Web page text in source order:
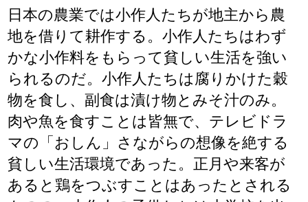
日本の農業では小作人たちが地主から農
地を借りて耕作する。小作人たちはわず
かな小作料をもらって貧しい生活を強い
られるのだ。小作人たちは腐りかけた穀
物を食し、副食は漬け物とみそ汁のみ。
肉や魚を食すことは皆無で、テレビドラ
マの「おしん」さながらの想像を絶する
貧しい生活環境であった。正月や来客が
あると鶏をつぶすことはあったとされる